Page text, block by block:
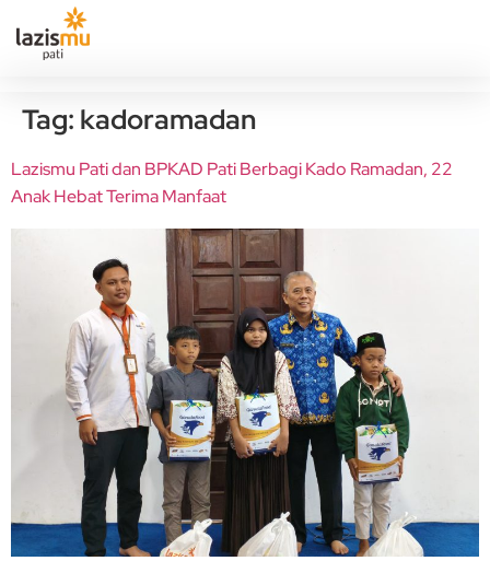
Tag: kadoramadan
Lazismu Pati dan BPKAD Pati Berbagi Kado Ramadan, 22
Anak Hebat Terima Manfaat